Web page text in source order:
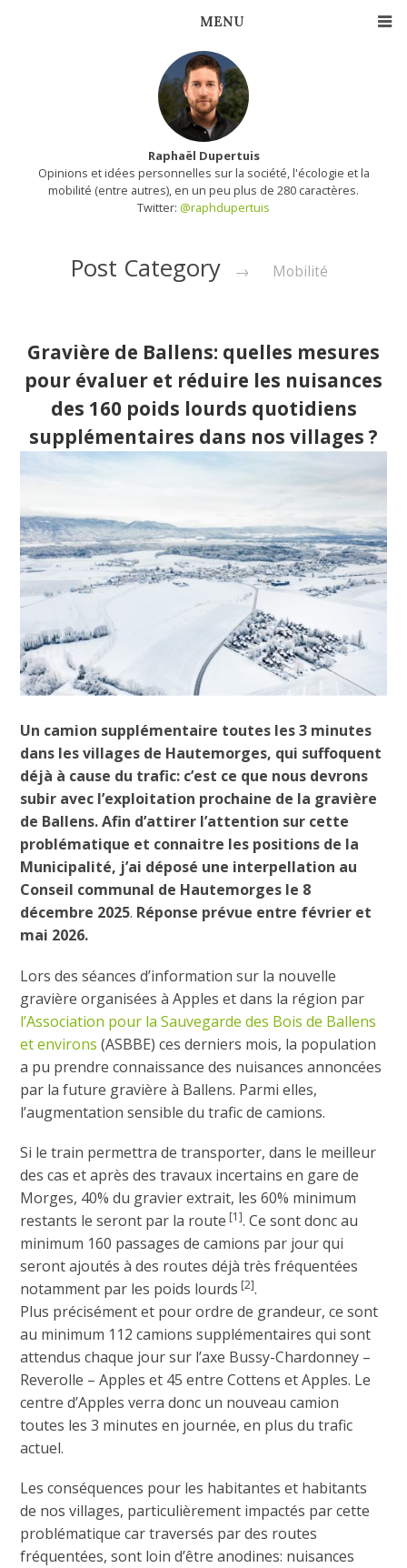
Raphaël Dupertuis
Opinions et idées personnelles sur la société, l'écologie et la
mobilité (entre autres), en un peu plus de 280 caractères.
Twitter: @raphdupertuis
Post Category → Mobilité
Gravière de Ballens: quelles mesures
pour évaluer et réduire les nuisances
des 160 poids lourds quotidiens
supplémentaires dans nos villages ?
Un camion supplémentaire toutes les 3 minutes
dans les villages de Hautemorges, qui suffoquent
déjà à cause du trafic: c’est ce que nous devrons
subir avec l’exploitation prochaine de la gravière
de Ballens. Afin d’attirer l’attention sur cette
problématique et connaitre les positions de la
Municipalité, j’ai déposé une interpellation au
Conseil communal de Hautemorges le 8
décembre 2025. Réponse prévue entre février et
mai 2026.
Lors des séances d’information sur la nouvelle
gravière organisées à Apples et dans la région par
l’Association pour la Sauvegarde des Bois de Ballens
et environs (ASBBE) ces derniers mois, la population
a pu prendre connaissance des nuisances annoncées
par la future gravière à Ballens. Parmi elles,
l’augmentation sensible du trafic de camions.
Si le train permettra de transporter, dans le meilleur
des cas et après des travaux incertains en gare de
Morges, 40% du gravier extrait, les 60% minimum
restants le seront par la route [1]. Ce sont donc au
minimum 160 passages de camions par jour qui
seront ajoutés à des routes déjà très fréquentées
notamment par les poids lourds [2].
Plus précisément et pour ordre de grandeur, ce sont
au minimum 112 camions supplémentaires qui sont
attendus chaque jour sur l’axe Bussy-Chardonney –
Reverolle – Apples et 45 entre Cottens et Apples. Le
centre d’Apples verra donc un nouveau camion
toutes les 3 minutes en journée, en plus du trafic
actuel.
Les conséquences pour les habitantes et habitants
de nos villages, particulièrement impactés par cette
problématique car traversés par des routes
fréquentées, sont loin d’être anodines: nuisances